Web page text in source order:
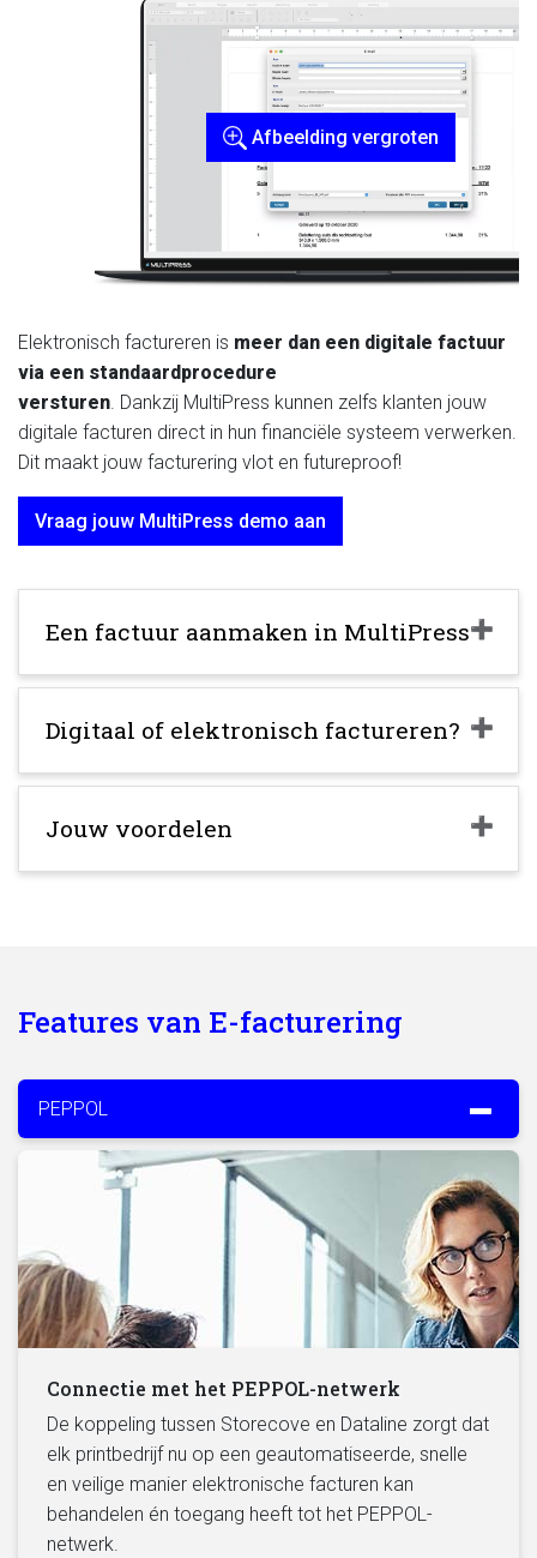
Elektronisch factureren is meer dan een digitale factuur
via een standaardprocedure
versturen. Dankzij MultiPress kunnen zelfs klanten jouw
digitale facturen direct in hun financiële systeem verwerken.
Dit maakt jouw facturering vlot en futureproof!
Vraag jouw MultiPress demo aan
Een factuur aanmaken in MultiPress
Digitaal of elektronisch factureren?
Jouw voordelen
Afbeelding vergroten
Features van E-facturering
PEPPOL
Connectie met het PEPPOL-netwerk
De koppeling tussen Storecove en Dataline zorgt dat
elk printbedrijf nu op een geautomatiseerde, snelle
en veilige manier elektronische facturen kan
behandelen én toegang heeft tot het PEPPOL-
netwerk.